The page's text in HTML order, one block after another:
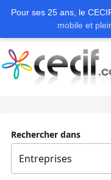
Pour ses 25 ans, le
mobile et
Rechercher dans